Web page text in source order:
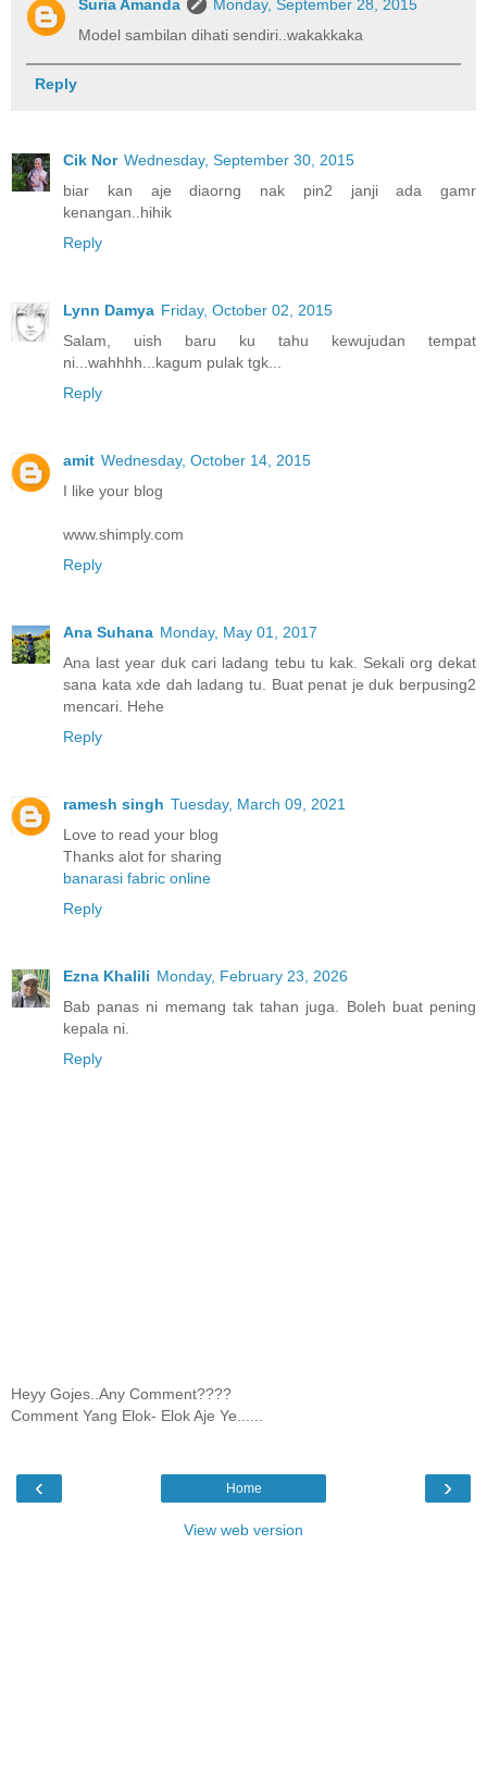
Suria Amanda
Monday, September 28, 2015
Model sambilan dihati sendiri..wakakkaka
Reply
Cik Nor Wednesday, September 30, 2015
biar kan aje diaorng nak pin2 janji ada gamr
kenangan..hihik
Reply
Lynn Damya Friday, October 02, 2015
Salam, uish baru ku tahu kewujudan tempat
ni...wahhhh...kagum pulak tgk...
Reply
amit Wednesday, October 14, 2015
I like your blog
www.shimply.com
Reply
Ana Suhana Monday, May 01, 2017
Ana last year duk cari ladang tebu tu kak. Sekali org dekat
sana kata xde dah ladang tu. Buat penat je duk berpusing2
mencari. Hehe
Reply
ramesh singh Tuesday, March 09, 2021
Love to read your blog
Thanks alot for sharing
banarasi fabric online
Reply
Ezna Khalili Monday, February 23, 2026
Bab panas ni memang tak tahan juga. Boleh buat pening
kepala ni.
Reply
Heyy Gojes..Any Comment????
Comment Yang Elok- Elok Aje Ye......
‹ ›
Home
View web version